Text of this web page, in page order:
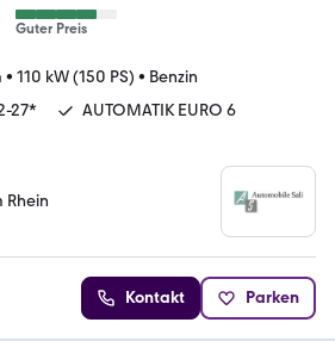
Guter Preis
• 110 kW (150 PS) • Benzin
27*
AUTOMATIK EURO 6
Rhein
Kontakt Parken